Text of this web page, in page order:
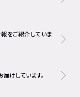
をご紹介していま
けしています。